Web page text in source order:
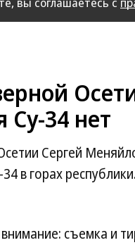
Су-34 нет
Сергей
в горах
съемка и